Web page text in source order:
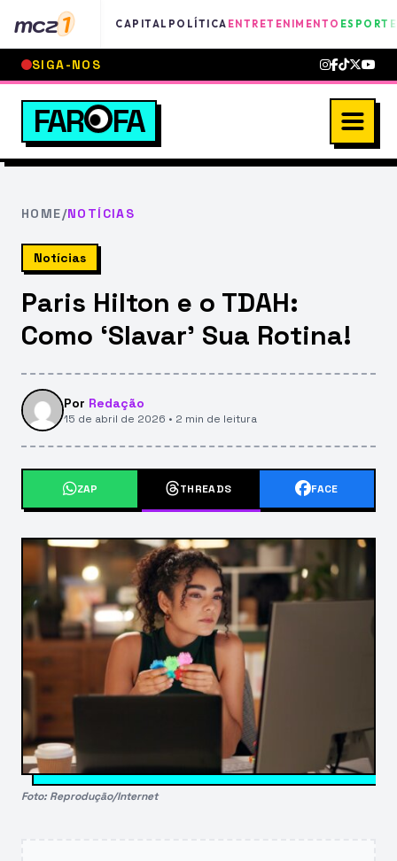
mcz1 CAPITAL POLÍTICA ENTRETENIMENTO
SIGA-NOS
FAR FA
HOME/NOTÍCIAS
Notícias
Paris Hilton e o TDAH:
Como ‘Slavar’ Sua Rotina!
Por Redação
15 de abril de 2026 • 2 min de leitura
ZAP THREADS FACE
Foto: Reprodução/Internet